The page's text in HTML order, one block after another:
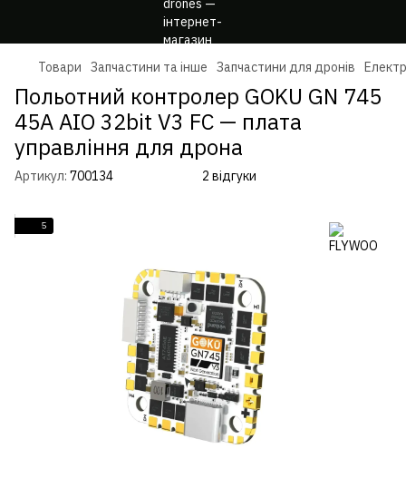
Товари Запчастини та інше Запчастини для дронів
Польотний контролер GOKU GN 745
45A AIO 32bit V3 FC — плата
управління для дрона
Артикул: 700134 2 відгуки
5